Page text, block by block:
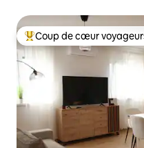
Coup de cœur voyageurs
Coup de cœur